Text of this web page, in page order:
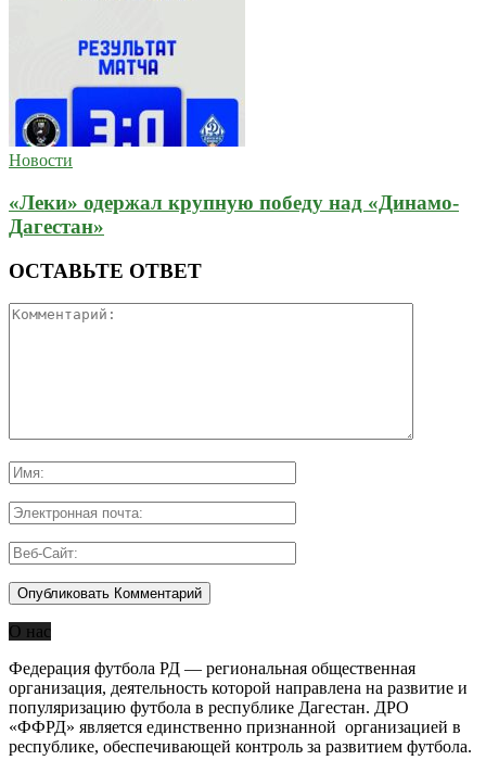
Новости
«Леки» одержал крупную победу над «Динамо-
Дагестан»
ОСТАВЬТЕ ОТВЕТ
О нас
Федерация футбола РД — региональная общественная
организация, деятельность которой направлена на развитие и
популяризацию футбола в республике Дагестан. ДРО
«ФФРД» является единственно признанной организацией в
республике, обеспечивающей контроль за развитием футбола.